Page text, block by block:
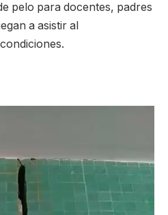
pelo para docentes, padres
a asistir al